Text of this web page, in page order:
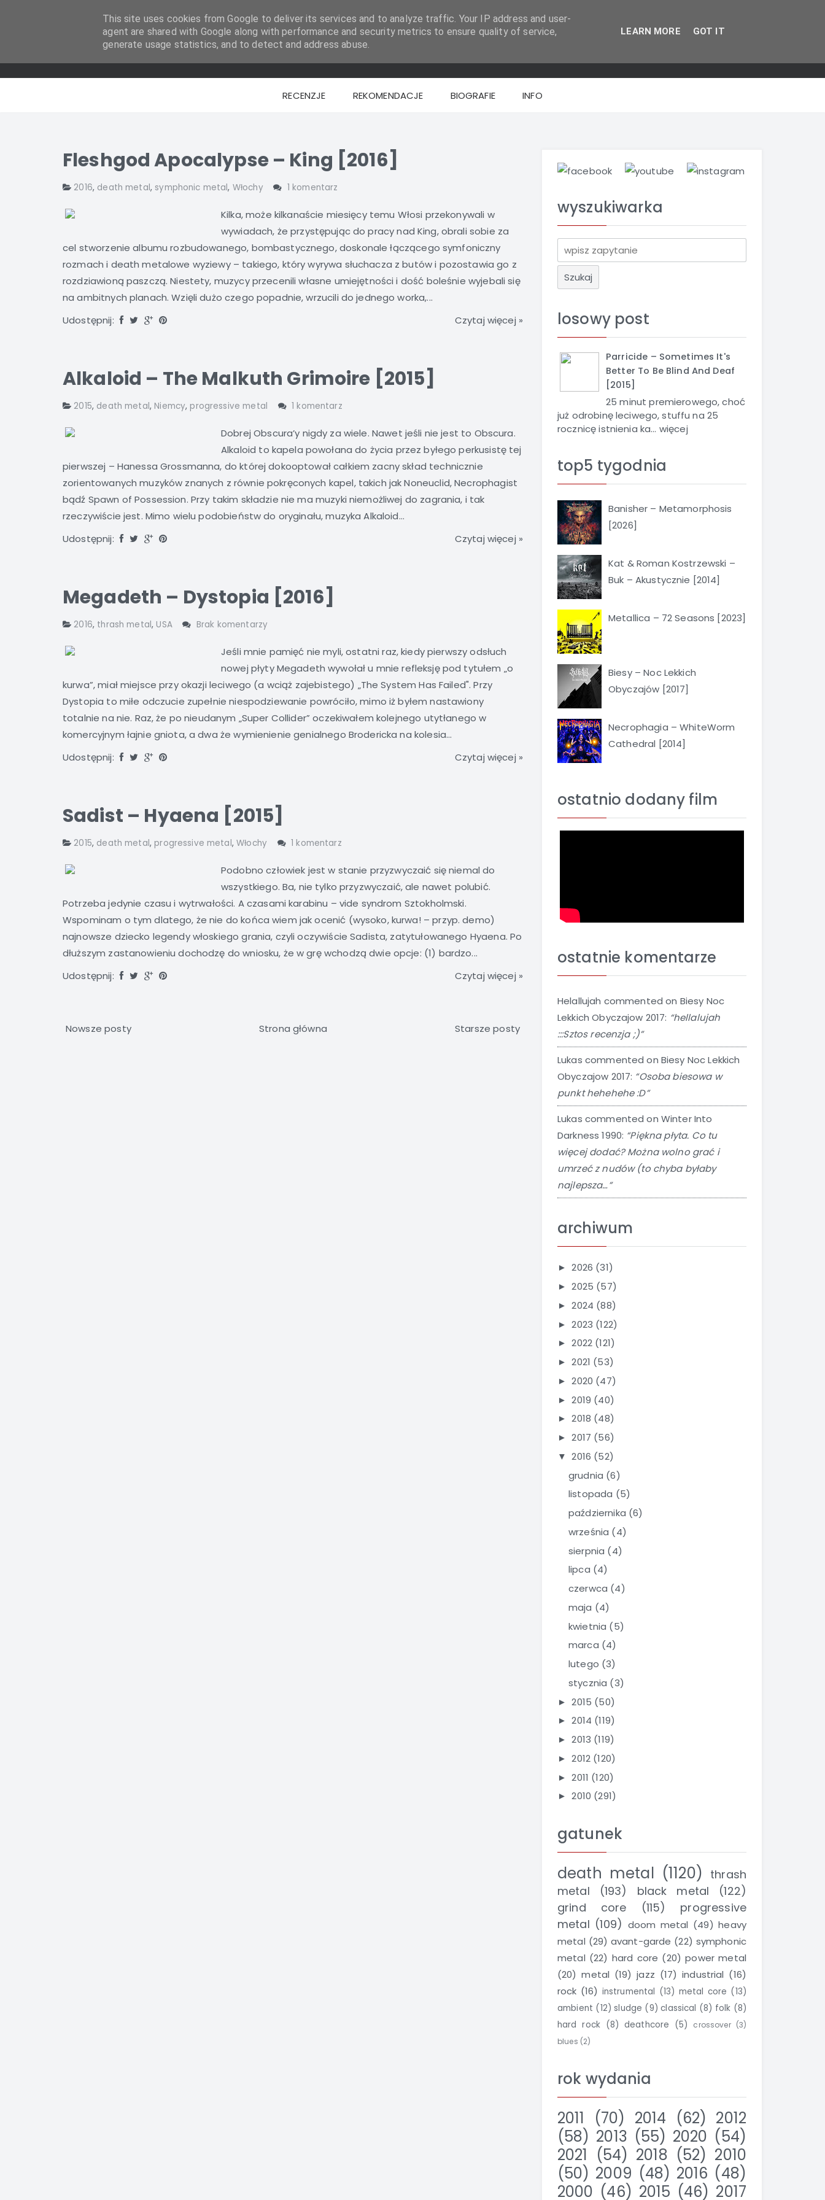
RECENZJE REKOMENDACJE BIOGRAFIE INFO
Fleshgod Apocalypse – King [2016]
2016, death metal, symphonic metal, Włochy 1 komentarz
Kilka, może kilkanaście miesięcy temu Włosi przekonywali w
wywiadach, że przystępując do pracy nad King, obrali sobie za
cel stworzenie albumu rozbudowanego, bombastycznego, doskonale łączącego symfoniczny
rozmach i death metalowe wyziewy – takiego, który wyrywa słuchacza z butów i pozostawia go z
rozdziawioną paszczą. Niestety, muzycy przecenili własne umiejętności i dość boleśnie wyjebali się
na ambitnych planach. Wzięli dużo czego popadnie, wrzucili do jednego worka,...
Udostępnij:
Czytaj więcej »
Alkaloid – The Malkuth Grimoire [2015]
2015, death metal, Niemcy, progressive metal 1 komentarz
Dobrej Obscura’y nigdy za wiele. Nawet jeśli nie jest to Obscura.
Alkaloid to kapela powołana do życia przez byłego perkusistę tej
pierwszej – Hanessa Grossmanna, do której dokooptował całkiem zacny skład technicznie
zorientowanych muzyków znanych z równie pokręconych kapel, takich jak Noneuclid, Necrophagist
bądź Spawn of Possession. Przy takim składzie nie ma muzyki niemożliwej do zagrania, i tak
rzeczywiście jest. Mimo wielu podobieństw do oryginału, muzyka Alkaloid...
Udostępnij:
Czytaj więcej »
Megadeth – Dystopia [2016]
2016, thrash metal, USA Brak komentarzy
Jeśli mnie pamięć nie myli, ostatni raz, kiedy pierwszy odsłuch
nowej płyty Megadeth wywołał u mnie refleksję pod tytułem „o
kurwa”, miał miejsce przy okazji leciwego (a wciąż zajebistego) „The System Has Failed". Przy
Dystopia to miłe odczucie zupełnie niespodziewanie powróciło, mimo iż byłem nastawiony
totalnie na nie. Raz, że po nieudanym „Super Collider” oczekiwałem kolejnego utytłanego w
komercyjnym łajnie gniota, a dwa że wymienienie genialnego Brodericka na kolesia...
Udostępnij:
Czytaj więcej »
Sadist – Hyaena [2015]
2015, death metal, progressive metal,Włochy 1 komentarz
Podobno człowiek jest w stanie przyzwyczaić się niemal do
wszystkiego. Ba, nie tylko przyzwyczaić, ale nawet polubić.
Potrzeba jedynie czasu i wytrwałości. A czasami karabinu – vide syndrom Sztokholmski.
Wspominam o tym dlatego, że nie do końca wiem jak ocenić (wysoko, kurwa! – przyp. demo)
najnowsze dziecko legendy włoskiego grania, czyli oczywiście Sadista, zatytułowanego Hyaena. Po
dłuższym zastanowieniu dochodzę do wniosku, że w grę wchodzą dwie opcje: (1) bardzo...
Udostępnij:
Czytaj więcej »
Nowsze posty Starsze posty
Strona główna
wyszukiwarka
z
u
a
losowy post
Parricide – Sometimes It's
Better To Be Blind And Deaf
[2015]
25 minut premierowego, choć
już odrobinę leciwego, stuffu na 25
rocznicę istnienia ka... więcej
top5 tygodnia
Banisher – Metamorphosis
[2026]
Kat & Roman Kostrzewski –
Buk – Akustycznie [2014]
Metallica – 72 Seasons [2023]
Biesy – Noc Lekkich
Obyczajów [2017]
Necrophagia – WhiteWorm
Cathedral [2014]
ostatnio dodany film
ostatnie komentarze
Helallujah commented on Biesy Noc
Lekkich Obyczajow 2017: “hellalujah
:::Sztos recenzja ;)”
Lukas commented on Biesy Noc Lekkich
Obyczajow 2017: “Osoba biesowa w
punkt hehehehe :D”
Lukas commented on Winter Into
Darkness 1990: “Piękna płyta. Co tu
więcej dodać? Można wolno grać i
umrzeć z nudów (to chyba byłaby
najlepsza…”
archiwum
► 2026 (31)
► 2025 (57)
► 2024 (88)
► 2023 (122)
► 2022 (121)
► 2021 (53)
► 2020 (47)
► 2019 (40)
► 2018 (48)
► 2017 (56)
▼ 2016 (52)
grudnia (6)
listopada (5)
października (6)
września (4)
sierpnia (4)
lipca (4)
czerwca (4)
maja (4)
kwietnia (5)
marca (4)
lutego (3)
stycznia (3)
► 2015 (50)
► 2014 (119)
► 2013 (119)
► 2012 (120)
► 2011 (120)
► 2010 (291)
gatunek
death metal (1120) thrash
metal
(193) black metal
(122)
grind core
(115)
progressive
metal (109) doom metal (49) heavy
metal (29) avant-garde (22) symphonic
metal (22) hard core (20) power metal
(20) metal (19) jazz (17) industrial (16)
rock (16) instrumental (13) metal core (13)
ambient (12) sludge (9) classical (8) folk (8)
hard rock (8) deathcore (5) crossover (3)
blues (2)
rok wydania
2011
(70) 2014 (62) 2012
(58) 2013 (55) 2020 (54)
2021 (54) 2018 (52) 2010
(50) 2009 (48) 2016 (48)
2000 (46) 2015 (46) 2017
This site uses cookies from Google to deliver its services and to analyze traffic. Your IP address and user-
agent are shared with Google along with performance and security metrics to ensure quality of service,
generate usage statistics, and to detect and address abuse.
LEARN MORE GOT IT